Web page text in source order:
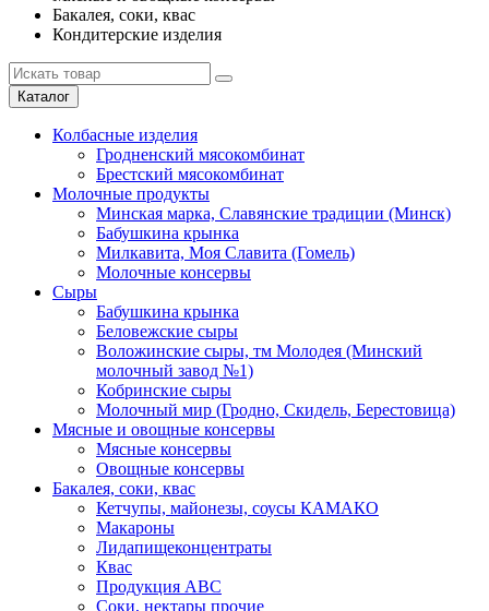
Бакалея, соки, квас
Кондитерские изделия
Каталог
Колбасные изделия
Гродненский мясокомбинат
Брестский мясокомбинат
Молочные продукты
Минская марка, Славянские традиции (Минск)
Бабушкина крынка
Милкавита, Моя Славита (Гомель)
Молочные консервы
Сыры
Бабушкина крынка
Беловежские сыры
Воложинские сыры, тм Молодея (Минский
молочный завод №1)
Кобринские сыры
Молочный мир (Гродно, Скидель, Берестовица)
Мясные и овощные консервы
Мясные консервы
Овощные консервы
Бакалея, соки, квас
Кетчупы, майонезы, соусы КАМАКО
Макароны
Лидапищеконцентраты
Квас
Продукция АВС
Соки, нектары прочие